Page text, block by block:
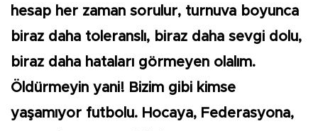
hesap her zaman sorulur, turnuva boyunca
biraz daha toleranslı, biraz daha sevgi dolu,
biraz daha hataları görmeyen olalım.
Öldürmeyin yani! Bizim gibi kimse
yaşamıyor futbolu. Hocaya, Federasyona,